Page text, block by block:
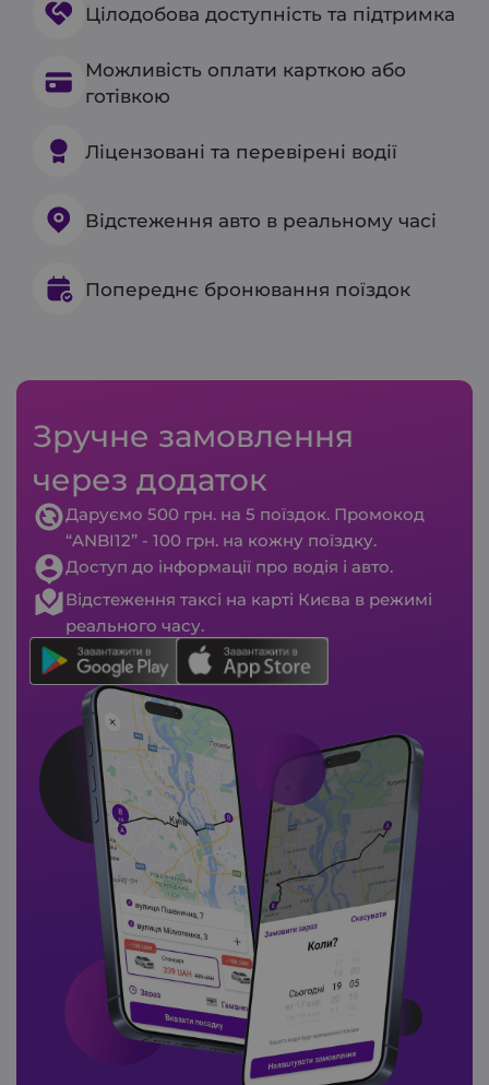
Цілодобова доступність та підтримка
Можливість оплати карткою або
готівкою
Ліцензовані та перевірені водії
Відстеження авто в реальному часі
Попереднє бронювання поїздок
Зручне замовлення
через додаток
Даруємо 500 грн. на 5 поїздок. Промокод
“ANBI12” - 100 грн. на кожну поїздку.
Доступ до інформації про водія і авто.
Відстеження таксі на карті Києва в режимі
реального часу.